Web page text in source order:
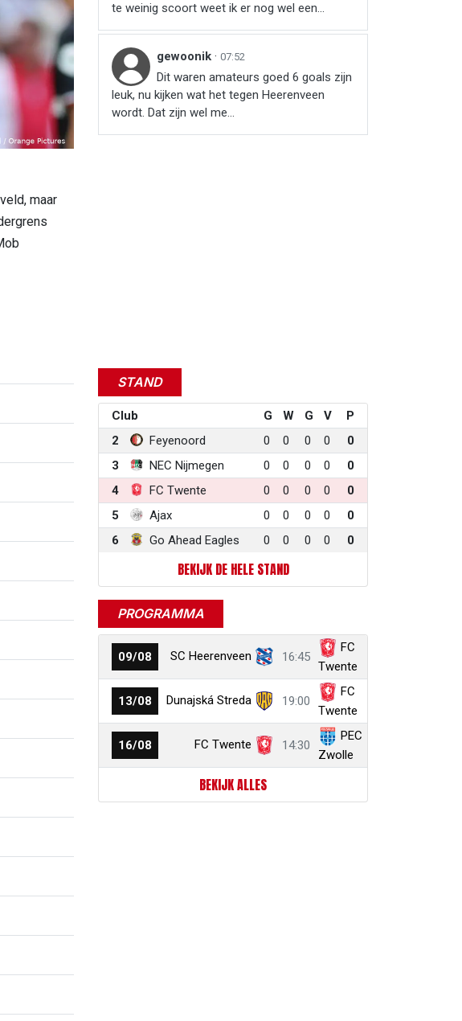
maar
te weinig scoort weet ik er nog wel een...
gewoonik · 07:52
Dit waren amateurs goed 6 goals zijn
leuk, nu kijken wat het tegen Heerenveen
wordt. Dat zijn wel me...
STAND
Club G W G V
P
2
Feyenoord 0 0 0 0
0
3
NEC Nijmegen 0 0 0 0
0
4
FC Twente 0 0 0 0
0
5
Ajax 0 0 0 0
0
6
Go Ahead Eagles 0 0 0 0 0
BEKIJK DE HELE STAND
PROGRAMMA
09/08 SC Heerenveen 16:45
FC
Twente
13/08 Dunajská Streda 19:00
FC
Twente
16/08 FC Twente 14:30
PEC
Zwolle
BEKIJK ALLES